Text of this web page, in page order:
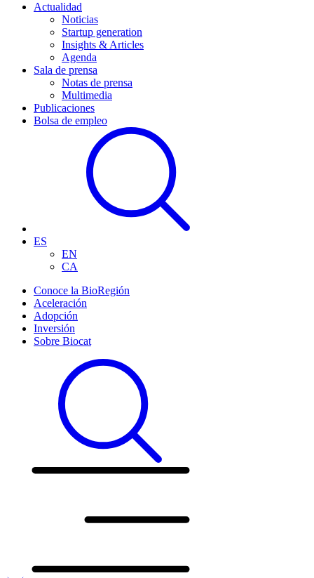
Actualidad
Noticias
Startup generation
Insights & Articles
Agenda
Sala de prensa
Notas de prensa
Multimedia
Publicaciones
Bolsa de empleo
ES
EN
CA
Conoce la BioRegión
Aceleración
Adopción
Inversión
Sobre Biocat